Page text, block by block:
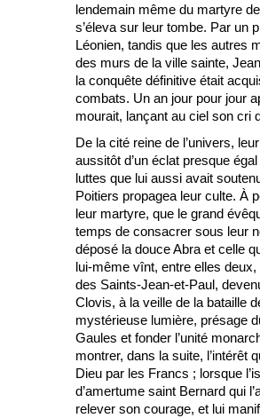
lendemain même du martyre
s’éleva sur leur tombe. Par un
Léonien, tandis que les autres
des murs de la ville sainte,
la conquête définitive était
combats. Un an jour pour jour
mourait, lançant au ciel son cri
De la cité reine de l’univers,
aussitôt d’un éclat presque
luttes que lui aussi avait
Poitiers propagea leur culte. À
leur martyre, que le grand
temps de consacrer sous leur
déposé la douce Abra et celle
lui-même vînt, entre elles
des Saints-Jean-et-Paul,
Clovis, à la veille de la bataille
mystérieuse lumière, présage
Gaules et fonder l’unité
montrer, dans la suite, l’intérêt
Dieu par les Francs ; lorsque
d’amertume saint Bernard qui
relever son courage, et lui